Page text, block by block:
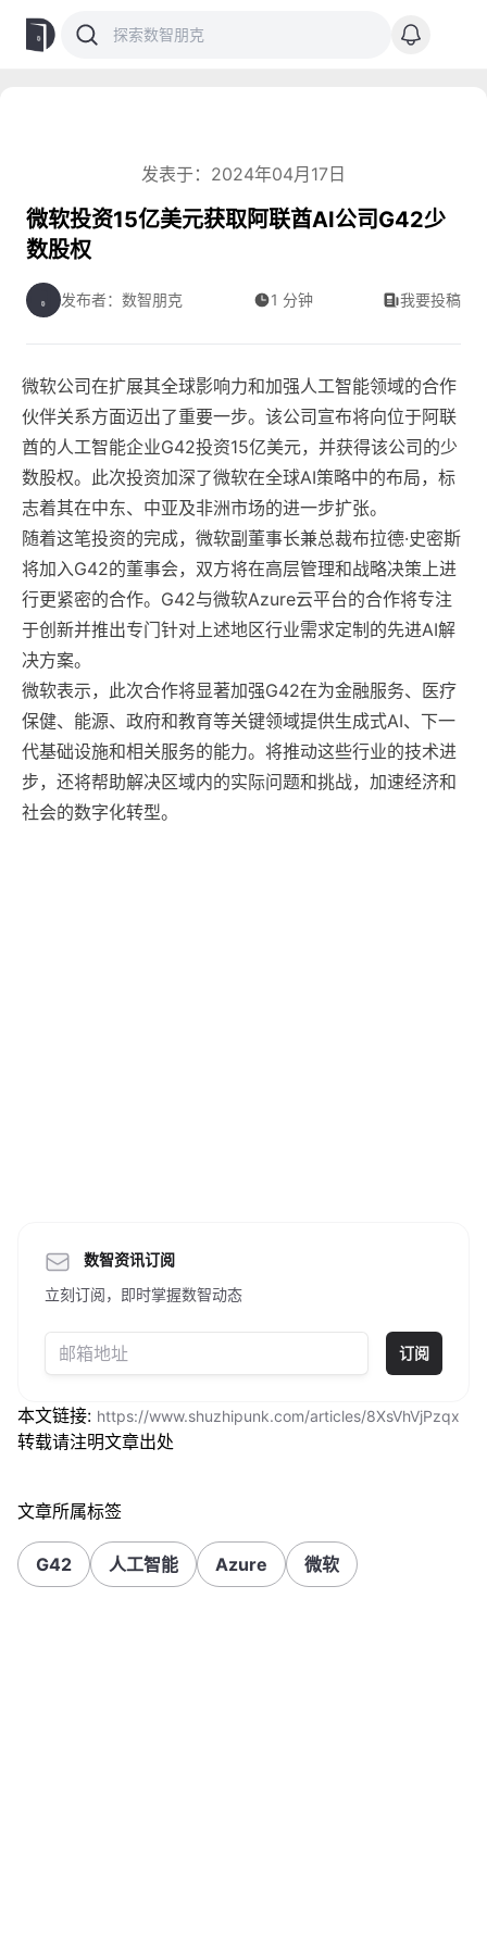
发表于：2024年04月17日
微软投资15亿美元获取阿联酋AI公司G42少
数股权
发布者：数智朋克 1 分钟 我要投稿
微软公司在扩展其全球影响力和加强人工智能领域的合作
伙伴关系方面迈出了重要一步。该公司宣布将向位于阿联
酋的人工智能企业G42投资15亿美元，并获得该公司的少
数股权。此次投资加深了微软在全球AI策略中的布局，标
志着其在中东、中亚及非洲市场的进一步扩张。
随着这笔投资的完成，微软副董事长兼总裁布拉德·史密斯
将加入G42的董事会，双方将在高层管理和战略决策上进
行更紧密的合作。G42与微软Azure云平台的合作将专注
于创新并推出专门针对上述地区行业需求定制的先进AI解
决方案。
微软表示，此次合作将显著加强G42在为金融服务、医疗
保健、能源、政府和教育等关键领域提供生成式AI、下一
代基础设施和相关服务的能力。将推动这些行业的技术进
步，还将帮助解决区域内的实际问题和挑战，加速经济和
社会的数字化转型。
数智资讯订阅
立刻订阅，即时掌握数智动态
订阅
本文链接: https://www.shuzhipunk.com/articles/8XsVhVjPzqx
转载请注明文章出处
文章所属标签
G42 人工智能 Azure 微软